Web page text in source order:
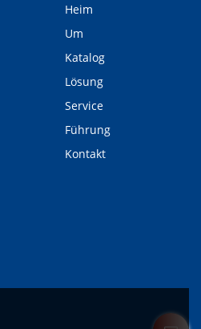
Heim
Um
Katalog
Lösung
Service
Führung
Kontakt